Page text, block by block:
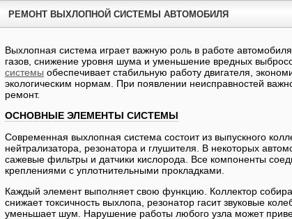
РЕМОНТ ВЫХЛОПНОЙ СИСТЕМЫ АВТОМОБИЛЯ
Выхлопная система играет важную роль в работе
газов, снижение уровня шума и уменьшение вредных
системы обеспечивает стабильную работу двигателя,
экологическим нормам. При появлении неисправностей
ремонт.
ОСНОВНЫЕ ЭЛЕМЕНТЫ СИСТЕМЫ
Современная выхлопная система состоит из выпускного
нейтрализатора, резонатора и глушителя. В некоторых
сажевые фильтры и датчики кислорода. Все компоненты
креплениями с уплотнительными прокладками.
Каждый элемент выполняет свою функцию. Коллектор
снижает токсичность выхлопа, резонатор гасит звуковые
уменьшает шум. Нарушение работы любого узла может